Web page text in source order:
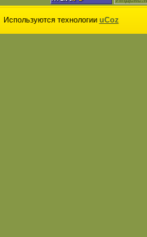
Используются технологии uCoz